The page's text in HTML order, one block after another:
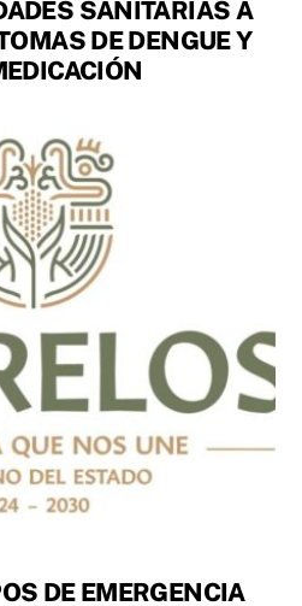
SANITARIAS A
DE DENGUE Y
DE EMERGENCIA